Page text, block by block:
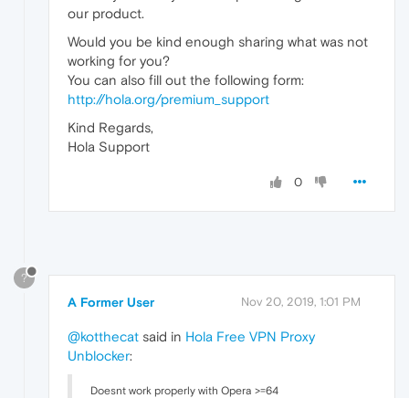
our product.
Would you be kind enough sharing what was not
working for you?
You can also fill out the following form:
http://hola.org/premium_support
Kind Regards,
Hola Support
0
?
A Former User Nov 20, 2019, 1:01 PM
@kotthecat said in Hola Free VPN Proxy
Unblocker:
Doesnt work properly with Opera >=64